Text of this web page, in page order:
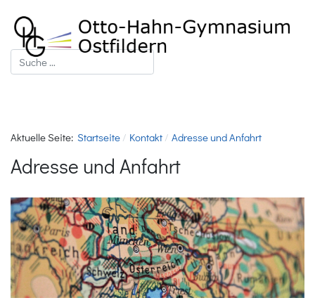
Suchen
Aktuelle Seite: Startseite Kontakt Adresse und Anfahrt
Adresse und Anfahrt